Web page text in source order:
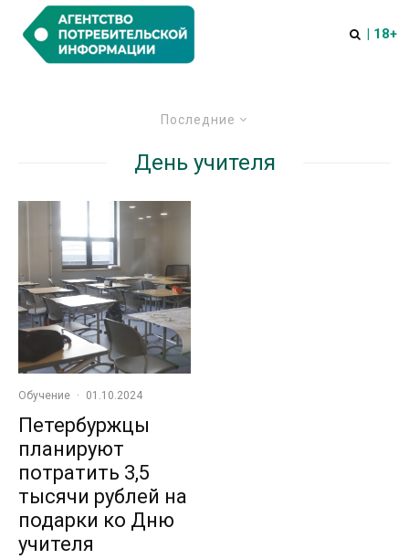
| 18+
Последние
День учителя
Обучение · 01.10.2024
Петербуржцы
планируют
потратить 3,5
тысячи рублей на
подарки ко Дню
учителя